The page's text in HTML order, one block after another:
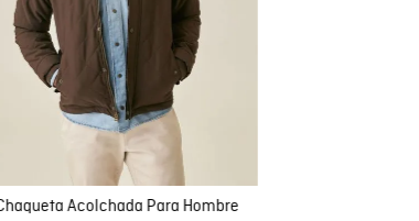
Acolchada Para Hombre